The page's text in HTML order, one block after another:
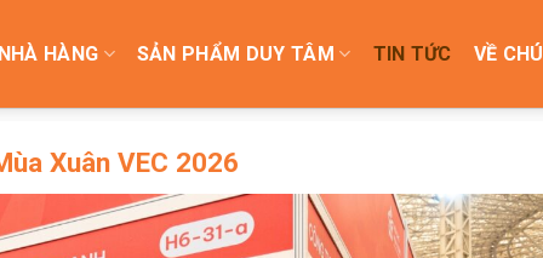
HÀNG SẢN PHẨM DUY TÂM TIN TỨC VỀ
Xuân VEC 2026